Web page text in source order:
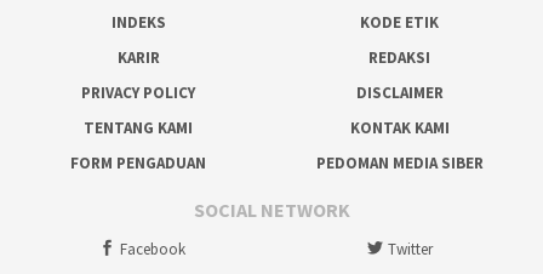
INDEKS
KODE ETIK
KARIR
REDAKSI
PRIVACY POLICY
DISCLAIMER
TENTANG KAMI
KONTAK KAMI
FORM PENGADUAN
PEDOMAN MEDIA SIBER
SOCIAL NETWORK
Facebook Twitter